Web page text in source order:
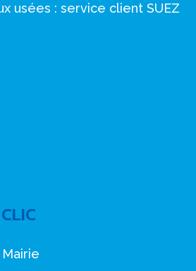
usées : service client SUEZ